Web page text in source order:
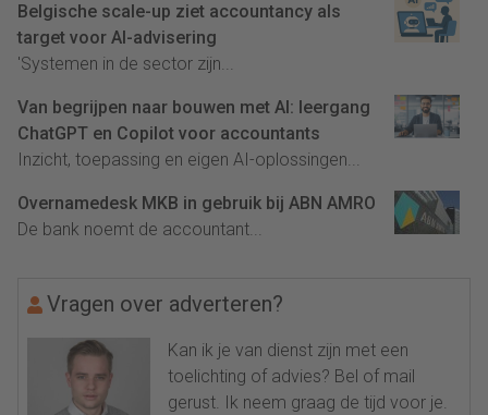
Belgische scale-up ziet accountancy als
target voor AI-advisering
'Systemen in de sector zijn...
Van begrijpen naar bouwen met AI: leergang
ChatGPT en Copilot voor accountants
Inzicht, toepassing en eigen AI-oplossingen...
Overnamedesk MKB in gebruik bij ABN AMRO
De bank noemt de accountant...
Vragen over adverteren?
Kan ik je van dienst zijn met een
toelichting of advies? Bel of mail
gerust. Ik neem graag de tijd voor je.